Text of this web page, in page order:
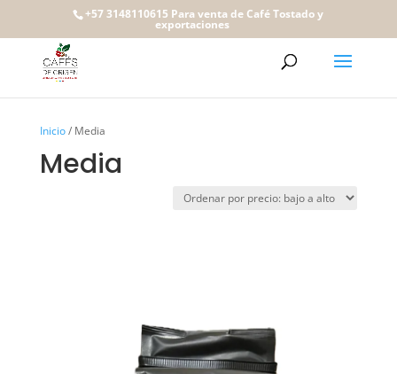
+57 3148110615 Para venta de Café Tostado y
exportaciones
Inicio/ Media
Media